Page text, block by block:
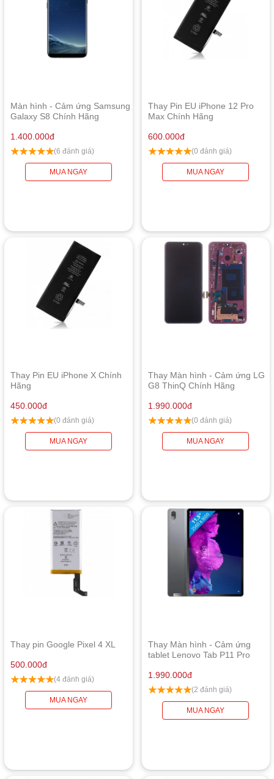
Màn hình - Cảm ứng Samsung
Galaxy S8 Chính Hãng
1.400.000đ
(6 đánh giá)
MUA NGAY
Thay Pin EU iPhone 12 Pro
Max Chính Hãng
600.000đ
(0 đánh giá)
MUA NGAY
Thay Pin EU iPhone X Chính
Hãng
450.000đ
(0 đánh giá)
MUA NGAY
Thay Màn hình - Cảm ứng LG
G8 ThinQ Chính Hãng
1.990.000đ
(0 đánh giá)
MUA NGAY
Thay pin Google Pixel 4 XL
500.000đ
(4 đánh giá)
MUA NGAY
Thay Màn hình - Cảm ứng
tablet Lenovo Tab P11 Pro
1.990.000đ
(2 đánh giá)
MUA NGAY